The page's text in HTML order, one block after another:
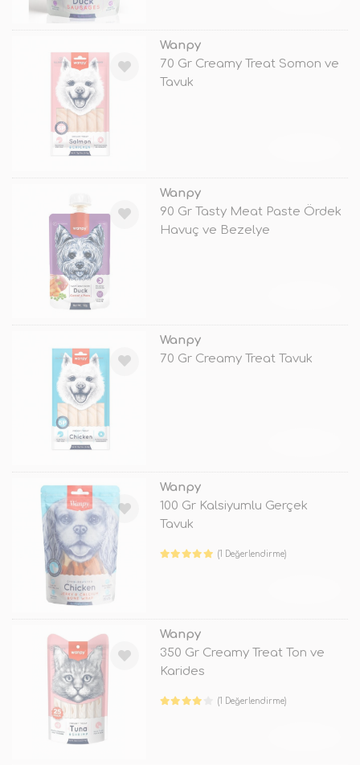
Wanpy
70 Gr Creamy Treat Somon ve
Tavuk
Wanpy
90 Gr Tasty Meat Paste Ördek
Havuç ve Bezelye
Wanpy
70 Gr Creamy Treat Tavuk
Wanpy
100 Gr Kalsiyumlu Gerçek
Tavuk
(1 Değerlendirme)
Wanpy
350 Gr Creamy Treat Ton ve
Karides
(1 Değerlendirme)